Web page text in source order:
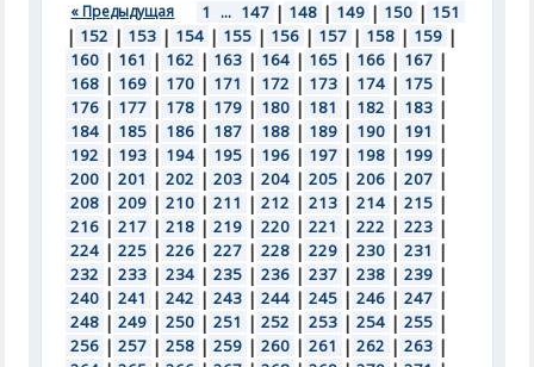
« Предыдущая 1 ... 147 | 148 | 149 | 150 | 151
| 152 | 153 | 154 | 155 | 156 | 157 | 158 | 159 |
160 | 161 | 162 | 163 | 164 | 165 | 166 | 167 |
168 | 169 | 170 | 171 | 172 | 173 | 174 | 175 |
176 | 177 | 178 | 179 | 180 | 181 | 182 | 183 |
184 | 185 | 186 | 187 | 188 | 189 | 190 | 191 |
192 | 193 | 194 | 195 | 196 | 197 | 198 | 199 |
200 | 201 | 202 | 203 | 204 | 205 | 206 | 207 |
208 | 209 | 210 | 211 | 212 | 213 | 214 | 215 |
216 | 217 | 218 | 219 | 220 | 221 | 222 | 223 |
224 | 225 | 226 | 227 | 228 | 229 | 230 | 231 |
232 | 233 | 234 | 235 | 236 | 237 | 238 | 239 |
240 | 241 | 242 | 243 | 244 | 245 | 246 | 247 |
248 | 249 | 250 | 251 | 252 | 253 | 254 | 255 |
256 | 257 | 258 | 259 | 260 | 261 | 262 | 263 |